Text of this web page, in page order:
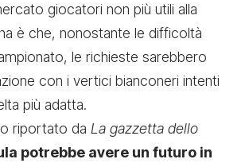
giocatori non più utili alla
è che, nonostante le difficoltà
le richieste sarebbero
con i vertici bianconeri intenti
più adatta.
riportato da La gazzetta dello
potrebbe avere un futuro in